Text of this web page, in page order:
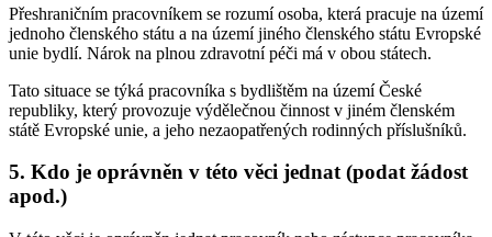
Přeshraničním pracovníkem se rozumí osoba, která pracuje na území
jednoho členského státu a na území jiného členského státu Evropské
unie bydlí. Nárok na plnou zdravotní péči má v obou státech.
Tato situace se týká pracovníka s bydlištěm na území České
republiky, který provozuje výdělečnou činnost v jiném členském
státě Evropské unie, a jeho nezaopatřených rodinných příslušníků.
5. Kdo je oprávněn v této věci jednat (podat žádost
apod.)